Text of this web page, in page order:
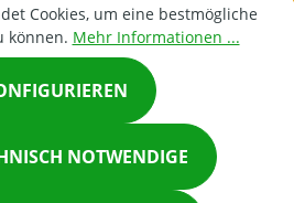
×
Cookies, um eine bestmögliche
können. Mehr Informationen ...
NOTWENDIGE